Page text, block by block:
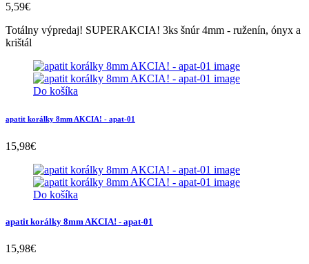
5,59€
Totálny výpredaj! SUPERAKCIA! 3ks šnúr 4mm - ruženín, ónyx a
krištál
Do košíka
apatit korálky 8mm AKCIA! - apat-01
15,98€
Do košíka
apatit korálky 8mm AKCIA! - apat-01
15,98€